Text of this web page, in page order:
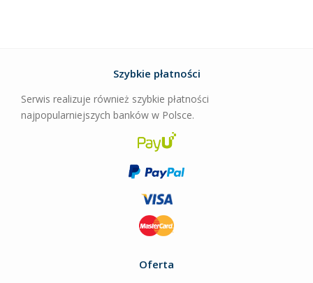
Szybkie płatności
Serwis realizuje również szybkie płatności
najpopularniejszych banków w Polsce.
Oferta